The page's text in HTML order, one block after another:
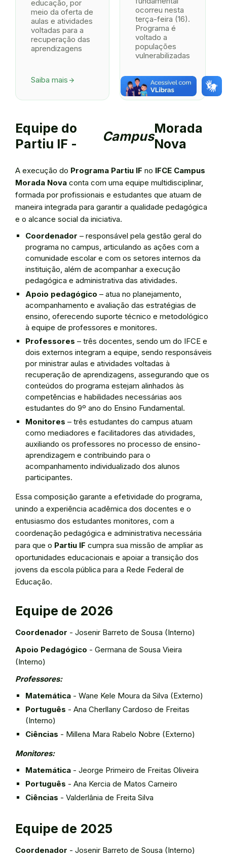
educação, por
meio da oferta de
aulas e atividades
voltadas para a
recuperação das
aprendizagens
Saiba mais arrow_forward
ocorreu nesta
terça-feira (16).
Programa é
voltado a
populações
vulnerabilizadas
Saiba maisarrow_forward
Equipe do
Partiu IF -
Campus
Morada
Nova
A execução do Programa Partiu IF no IFCE Campus
Morada Nova conta com uma equipe multidisciplinar,
formada por profissionais e estudantes que atuam de
maneira integrada para garantir a qualidade pedagógica
e o alcance social da iniciativa.
Coordenador – responsável pela gestão geral do
programa no campus, articulando as ações com a
comunidade escolar e com os setores internos da
instituição, além de acompanhar a execução
pedagógica e administrativa das atividades.
Apoio pedagógico – atua no planejamento,
acompanhamento e avaliação das estratégias de
ensino, oferecendo suporte técnico e metodológico
à equipe de professores e monitores.
Professores – três docentes, sendo um do IFCE e
dois externos integram a equipe, sendo responsáveis
por ministrar aulas e atividades voltadas à
recuperação de aprendizagens, assegurando que os
conteúdos do programa estejam alinhados às
competências e habilidades necessárias aos
estudantes do 9º ano do Ensino Fundamental.
Monitores – três estudantes do campus atuam
como mediadores e facilitadores das atividades,
auxiliando os professores no processo de ensino-
aprendizagem e contribuindo para o
acompanhamento individualizado dos alunos
participantes.
Essa composição garante a efetividade do programa,
unindo a experiência acadêmica dos docentes e o
entusiasmo dos estudantes monitores, com a
coordenação pedagógica e administrativa necessária
para que o Partiu IF cumpra sua missão de ampliar as
oportunidades educacionais e apoiar a transição dos
jovens da escola pública para a Rede Federal de
Educação.
Equipe de 2026
Coordenador - Josenir Barreto de Sousa (Interno)
Apoio Pedagógico - Germana de Sousa Vieira
(Interno)
Professores:
Matemática - Wane Kele Moura da Silva (Externo)
Português - Ana Cherllany Cardoso de Freitas
(Interno)
Ciências - Millena Mara Rabelo Nobre (Externo)
Monitores:
Matemática - Jeorge Primeiro de Freitas Oliveira
Português - Ana Kercia de Matos Carneiro
Ciências - Valderlânia de Freita Silva
Equipe de 2025
Coordenador - Josenir Barreto de Sousa (Interno)